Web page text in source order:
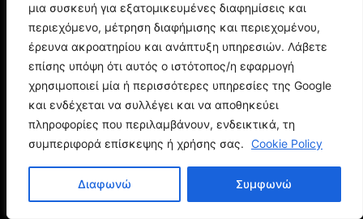
μια συσκευή για εξατομικευμένες διαφημίσεις και
περιεχόμενο, μέτρηση διαφήμισης και περιεχομένου,
έρευνα ακροατηρίου και ανάπτυξη υπηρεσιών. Λάβετε
επίσης υπόψη ότι αυτός ο ιστότοπος/η εφαρμογή
χρησιμοποιεί μία ή περισσότερες υπηρεσίες της Google
και ενδέχεται να συλλέγει και να αποθηκεύει
πληροφορίες που περιλαμβάνουν, ενδεικτικά, τη
συμπεριφορά επίσκεψης ή χρήσης σας. Cookie Policy
Διαφωνώ Συμφωνώ
TV
Ted Lasso Season 4: Κυκλοφόρησε το νέο
trailer της σεζόν
Η σειρά του ΑΝΤ1 που θα μπει σε λίγες μέρες
στο Netflix
MOVIES